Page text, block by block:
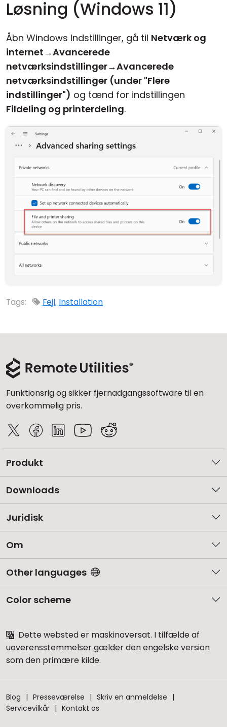
Løsning (Windows 11)
Åbn Windows Indstillinger, gå til Netværk og
internet→Avancerede
netværksindstillinger→Avancerede
netværksindstillinger (under "Flere
indstillinger") og tænd for indstillingen
Fildeling og printerdeling.
Tags: Fejl, Installation
Funktionsrig og sikker fjernadgangssoftware til en
overkommelig pris.
Produkt
Downloads
Juridisk
Om
Other languages
Color scheme
Dette websted er maskinoversat. I tilfælde af
uoverensstemmelser gælder den engelske version
som den primære kilde.
Blog Presseværelse
Skriv en anmeldelse
Servicevilkår
Kontakt os